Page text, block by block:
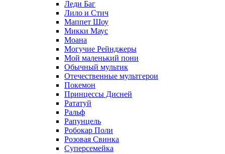
Леди Баг
Лило и Стич
Маппет Шоу
Микки Маус
Моана
Могучие Рейнджеры
Мой маленький пони
Обычный мультик
Отечественные мультгерои
Покемон
Принцессы Дисней
Рататуй
Ральф
Рапунцель
Робокар Поли
Розовая Свинка
Суперсемейка